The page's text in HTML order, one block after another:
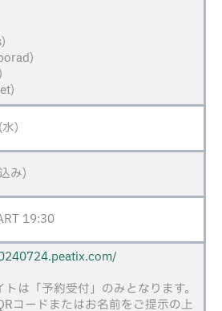
)
み)
19:30
は「予約受付」のみとなります。
コードまたはお名前をご提示の上